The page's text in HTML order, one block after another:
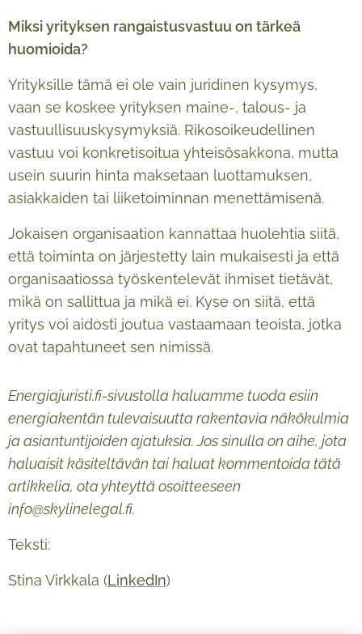
Miksi yrityksen rangaistusvastuu on tärkeä
huomioida?
Yrityksille tämä ei ole vain juridinen kysymys,
vaan se koskee yrityksen maine-, talous- ja
vastuullisuuskysymyksiä. Rikosoikeudellinen
vastuu voi konkretisoitua yhteisösakkona, mutta
usein suurin hinta maksetaan luottamuksen,
asiakkaiden tai liiketoiminnan menettämisenä.
Jokaisen organisaation kannattaa huolehtia siitä,
että toiminta on järjestetty lain mukaisesti ja että
organisaatiossa työskentelevät ihmiset tietävät,
mikä on sallittua ja mikä ei. Kyse on siitä, että
yritys voi aidosti joutua vastaamaan teoista, jotka
ovat tapahtuneet sen nimissä.
Energiajuristi.fi-sivustolla haluamme tuoda esiin
energiakentän tulevaisuutta rakentavia näkökulmia
ja asiantuntijoiden ajatuksia. Jos sinulla on aihe, jota
haluaisit käsiteltävän tai haluat kommentoida tätä
artikkelia, ota yhteyttä osoitteeseen
info@skylinelegal.fi.
Teksti:
Stina Virkkala (LinkedIn)